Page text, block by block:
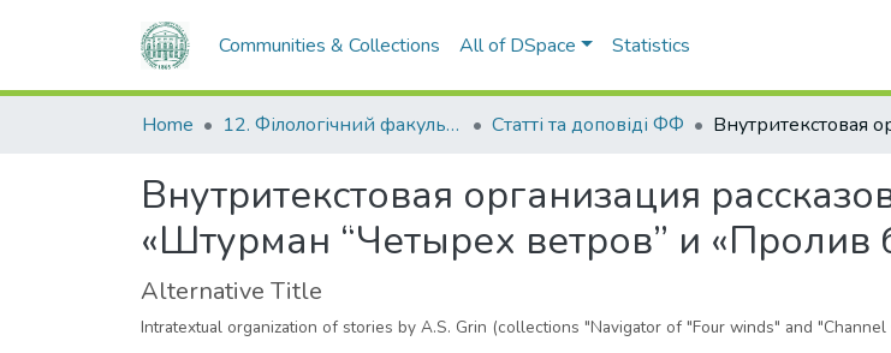
Communities & Collections All of DSpace Statistics
Home 12. Філологічний факультет Статті та доповіді ФФ
Внутритекстовая организация
«Штурман “Четырех ветров” и «Пролив
Alternative Title
Intratextual organization of stories by А.S. Grin (collections "Navigator of "Four winds" and "Channel